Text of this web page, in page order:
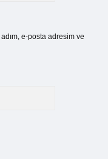
e-posta adresim ve